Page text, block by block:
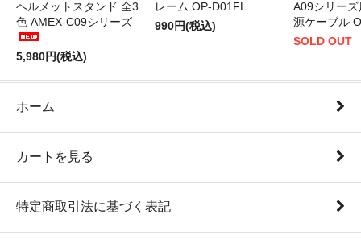
ヘルメットスタンド 全3
色 AMEX-C09シリーズ
5,980円(税込)
レーム OP-D01FL
990円(税込)
A09シリー
源ケーブル
SOLD OUT
ホーム
カートを見る
特定商取引法に基づく表記